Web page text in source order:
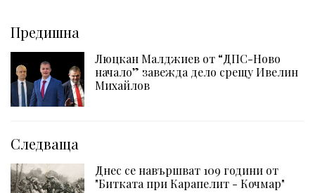
Предишна
Люцкан Малджиев от “ДПС-Ново
начало” завежда дело срещу Ивелин
Михайлов
Следваща
Днес се навършват 109 години от
"Битката при Карапелит - Кочмар"